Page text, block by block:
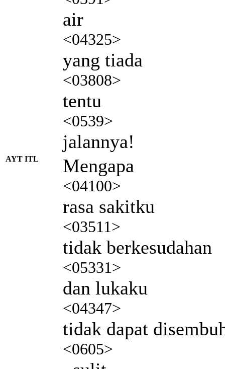
air
<04325>
yang tiada
<03808>
tentu
<0539>
jalannya!
AYT ITL Mengapa
<04100>
rasa sakitku
<03511>
tidak berkesudahan
<05331>
dan lukaku
<04347>
tidak dapat
<0605>